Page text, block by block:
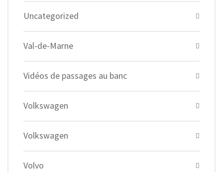
Uncategorized
Val-de-Marne
Vidéos de passages au banc
Volkswagen
Volkswagen
Volvo